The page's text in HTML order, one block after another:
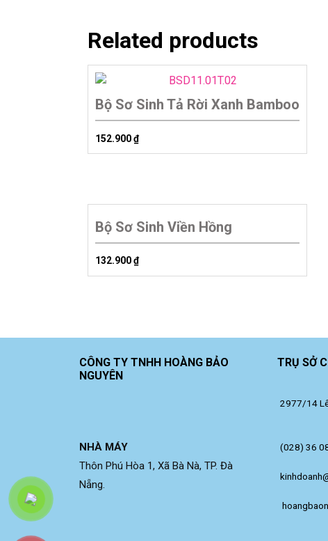
Related products
Bộ Sơ Sinh Tả Rời Xanh Bamboo
152.900₫
Bộ Sơ Sinh Viền Hồng
132.900₫
CÔNG TY TNHH HOÀNG BẢO
NGUYÊN
NHÀ MÁY
Thôn Phú Hòa 1, Xã Bà Nà, TP. Đà
Nẵng.
TRỤ SỞ
2977/14 Lê
(028) 36